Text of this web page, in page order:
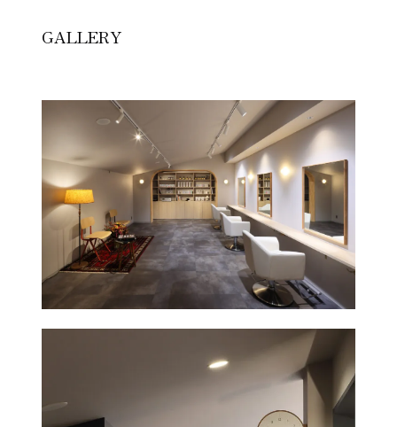
施工写真